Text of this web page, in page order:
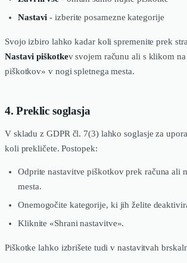
Nastavi - izberite posamezne kategorije
Svojo izbiro lahko kadar koli spremenite prek
Nastavi piškotkev svojem računu ali s klikom
piškotkov» v nogi spletnega mesta.
4. Preklic soglasja
V skladu z GDPR čl. 7(3) lahko soglasje za
koli prekličete. Postopek:
Odprite nastavitve piškotkov prek računa ali
mesta.
Onemogočite kategorije, ki jih želite
Kliknite «Shrani nastavitve».
Piškotke lahko izbrišete tudi v nastavitvah